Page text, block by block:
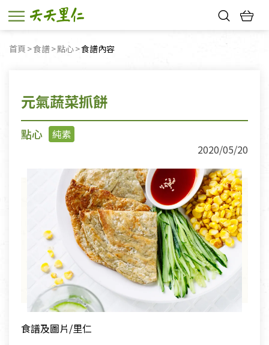
首頁 食譜 點心 目前頁面：
食譜內容
元氣蔬菜抓餅
點心
純素
2020/05/20
食譜及圖片/里仁